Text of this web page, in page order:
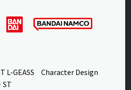
L-GEASS Character Design
ST